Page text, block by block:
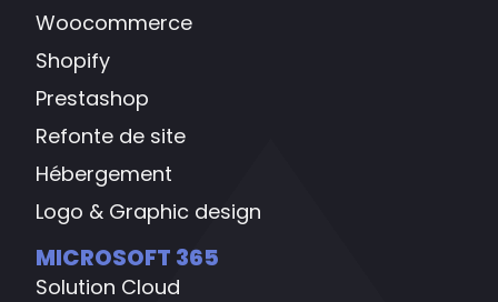
Woocommerce
Shopify
Prestashop
Refonte de site
Hébergement
Logo & Graphic design
MICROSOFT 365
Solution Cloud